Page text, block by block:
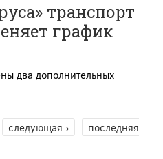
транспорт
график
два дополнительных
следующая ›
последняя